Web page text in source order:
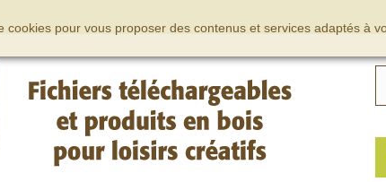
pour vous proposer des contenus et services adaptés à